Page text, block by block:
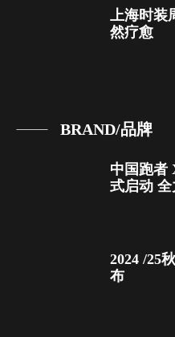
上海时
然疗愈
BRAND/品牌
中国跑者
式启动
2024 /25
布